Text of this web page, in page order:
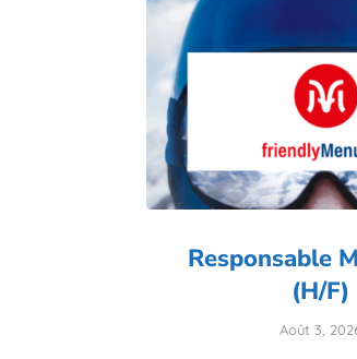
Responsable
(H/F)
Août 3,